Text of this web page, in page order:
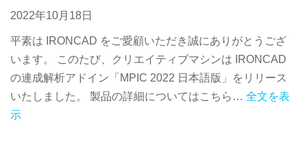
2022年10月18日
平素は IRONCAD をご愛顧いただき誠にありがとうござ
います。 このたび、クリエイティブマシンは IRONCAD
の連成解析アドイン「MPIC 2022 日本語版」をリリース
いたしました。 製品の詳細についてはこちら… 全文を表
示